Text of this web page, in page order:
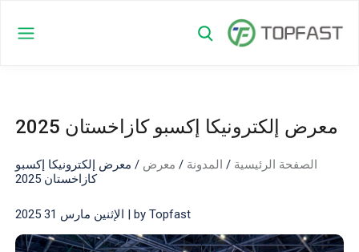
معرض إلكترونيكا إكسبو كازاخستان 2025
الصفحة الرئيسية / المدونة / معرض / معرض إلكترونيكا إكسبو
كازاخستان 2025
by Topfast | الإثنين مارس 31 2025